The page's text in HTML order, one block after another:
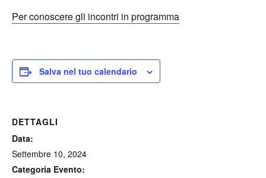
Per conoscere gli incontri in programma
Salva nel tuo calendario
DETTAGLI
Data:
Settembre 10, 2024
Categoria Evento: